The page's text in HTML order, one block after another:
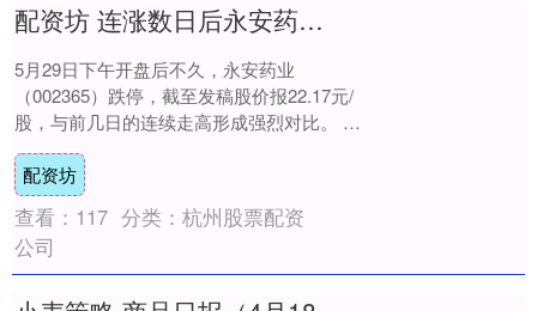
配资坊 连涨数日后永安药业股票今日盘中跌停！一季度亏损同时 公司董事长陈勇刚遭留置
5月29日下午开盘后不久，永安药业
（002365）跌停，截至发稿股价报22.17元/
股，与前几日的连续走高形成强烈对比。 事
实上，5月12日至28日，永安药业股....
配资坊
查看： 117 分类： 杭州股票配资
公司